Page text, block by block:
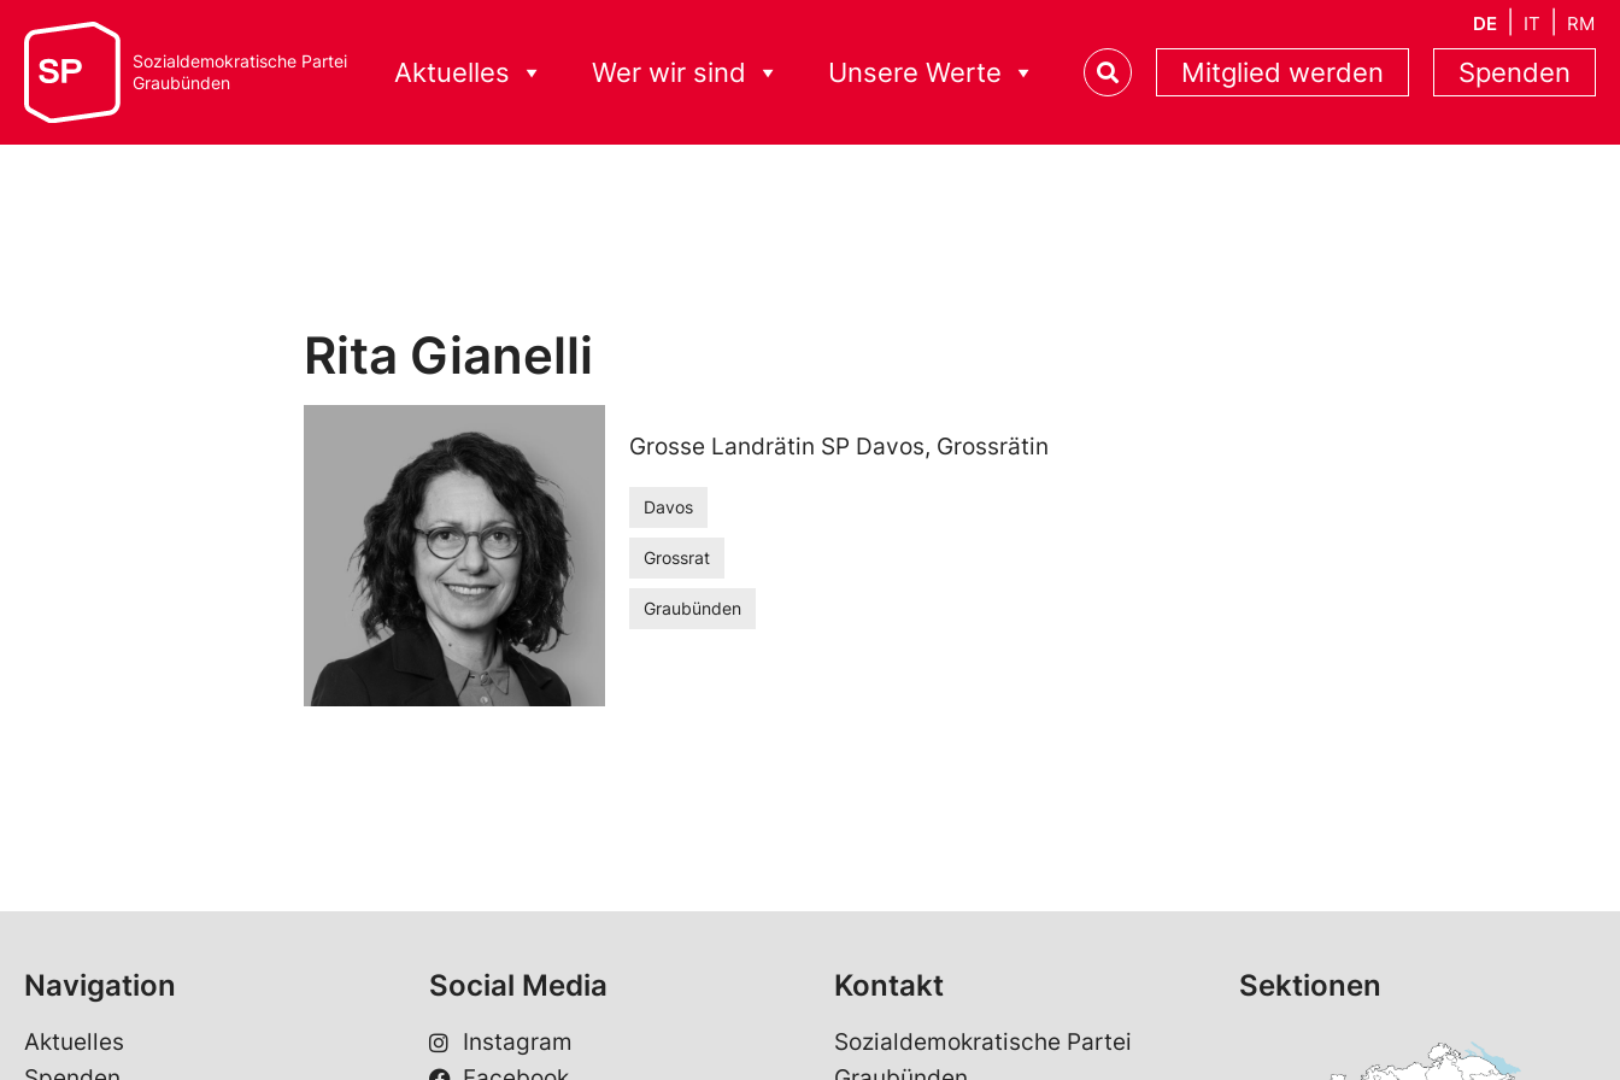
DE IT RM
Sozialdemokratische Partei
Graubünden
Aktuelles Wer wir sind Unsere Werte Mitglied werden Spenden
Rita Gianelli
Grosse Landrätin SP Davos, Grossrätin
Davos
Grossrat
Graubünden
Navigation
Aktuelles
Social Media
Instagram
Kontakt
Sozialdemokratische Partei
Sektionen